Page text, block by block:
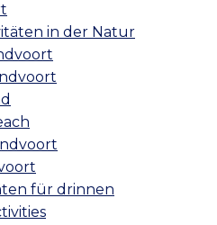
in der Natur
für drinnen